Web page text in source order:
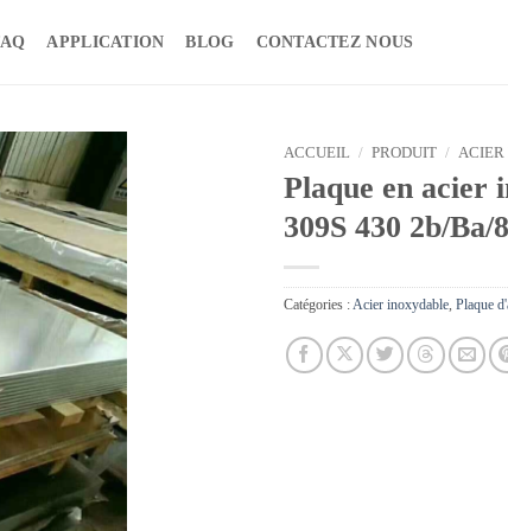
APPLICATION BLOG CONTACTEZ NOUS
ACCUEIL / PRODUIT /
Plaque en acier
309S 430 2b/
Catégories :Acier inoxydable, Plaque